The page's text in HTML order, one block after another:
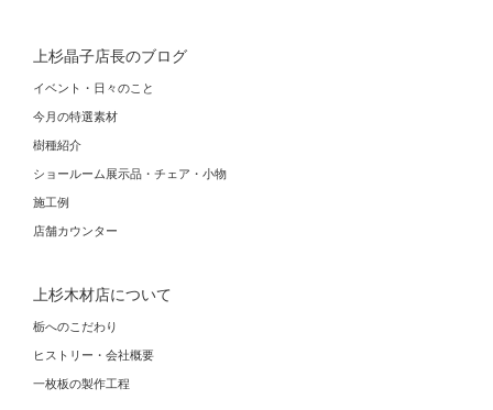
上杉晶子店長のブログ
イベント・日々のこと
今月の特選素材
樹種紹介
ショールーム展示品・チェア・小物
施工例
店舗カウンター
上杉木材店について
栃へのこだわり
ヒストリー・会社概要
一枚板の製作工程